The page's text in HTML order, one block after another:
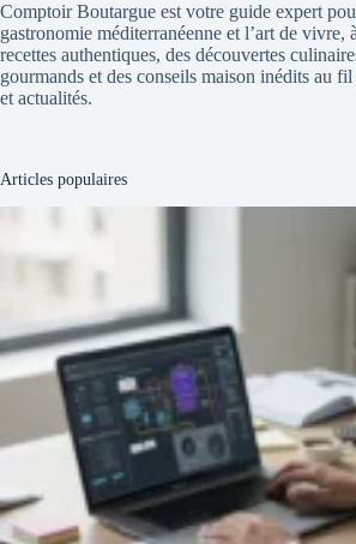
Comptoir Boutargue est votre guide expert
gastronomie méditerranéenne et l’art de vivre,
recettes authentiques, des découvertes
gourmands et des conseils maison inédits au fil
et actualités.
Articles populaires